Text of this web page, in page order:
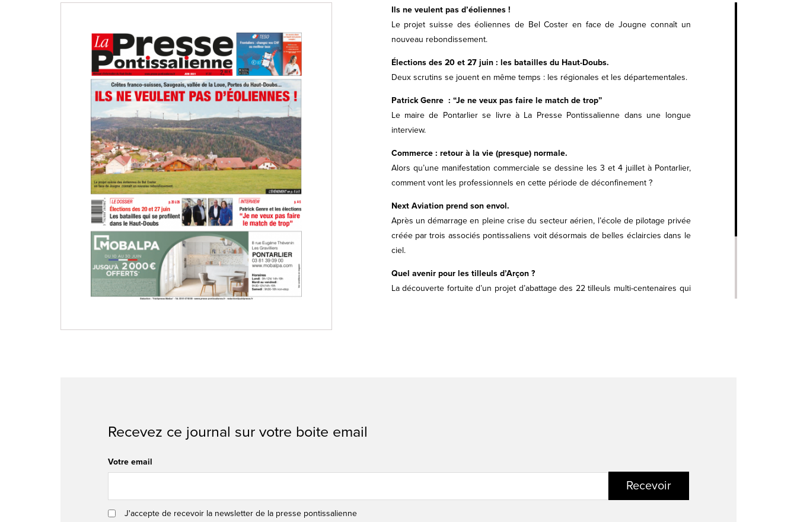
Ils ne veulent pas d’éoliennes !
Le projet suisse des éoliennes de Bel Coster en face de Jougne connaît un
nouveau rebondissement.
Élections des 20 et 27 juin : les batailles du Haut-Doubs.
Deux scrutins se jouent en même temps : les régionales et les départementales.
Patrick Genre : “Je ne veux pas faire le match de trop”
Le maire de Pontarlier se livre à La Presse Pontissalienne dans une longue
interview.
Commerce : retour à la vie (presque) normale.
Alors qu’une manifestation commerciale se dessine les 3 et 4 juillet à Pontarlier,
comment vont les professionnels en cette période de déconfinement ?
Next Aviation prend son envol.
Après un démarrage en pleine crise du secteur aérien, l’école de pilotage privée
créée par trois associés pontissaliens voit désormais de belles éclaircies dans le
ciel.
Quel avenir pour les tilleuls d’Arçon ?
La découverte fortuite d’un projet d’abattage des 22 tilleuls multi-centenaires qui
Recevez ce journal sur votre boite email
Votre email
Recevoir
J'accepte de recevoir la newsletter de la presse pontissalienne